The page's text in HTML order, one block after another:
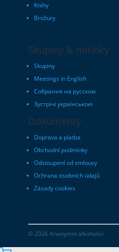
Knihy
Brožury
Skupiny & mítinky
Skupiny
Meetings in English
Собрания на русском
Зустрічі українською
Dokumenty
Doprava a platba
Obchodní podmínky
Odstoupení od smlouvy
Ochrana osobních údajů
Zásady cookies
© 2026 Anonymní alkoholici